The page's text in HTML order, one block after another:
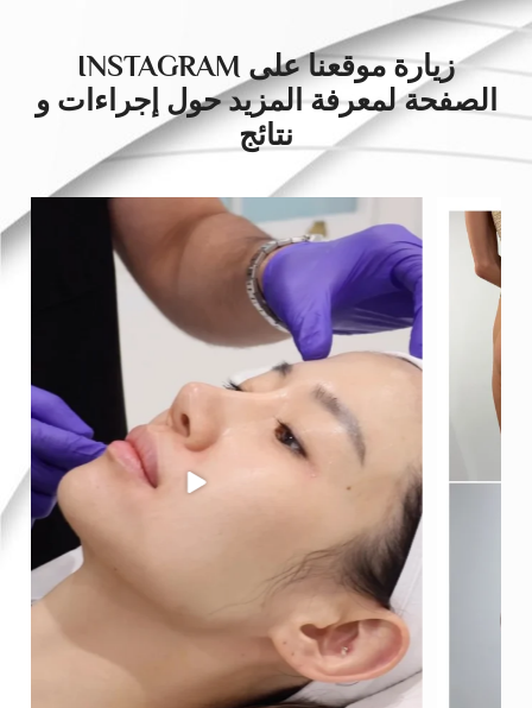
زيارة موقعنا على INSTAGRAM
الصفحة لمعرفة المزيد حول إجراءات و
نتائج
drducu.clinics
يوليو 29